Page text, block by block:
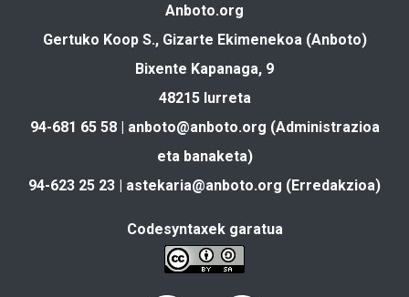
Anboto.org
Gertuko Koop S., Gizarte Ekimenekoa (Anboto)
Bixente Kapanaga, 9
48215 Iurreta
94-681 65 58 | anboto@anboto.org (Administrazioa
eta banaketa)
94-623 25 23 | astekaria@anboto.org (Erredakzioa)
Codesyntaxek garatua